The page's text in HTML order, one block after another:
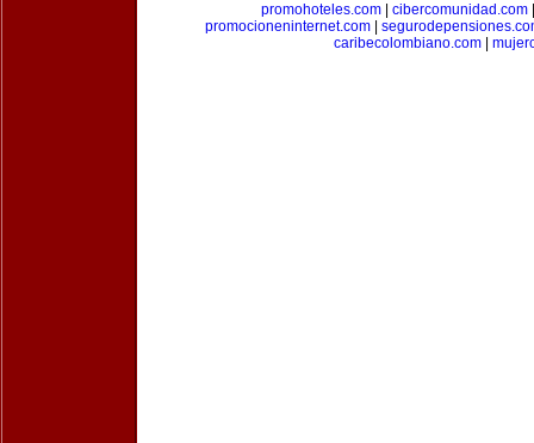
promohoteles.com
cibercomunidad.com
promocioneninternet.com|
caribecolombiano.com|